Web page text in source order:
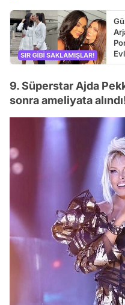
9. Süperstar Ajda
sonra ameliyata